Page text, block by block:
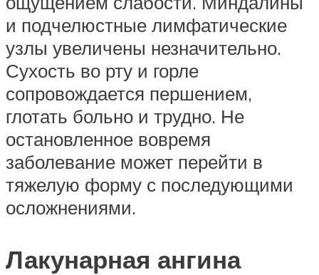
и подчелюстные лимфатические
узлы увеличены незначительно.
Сухость во рту и горле
сопровождается першением,
глотать больно и трудно. Не
остановленное вовремя
заболевание может перейти в
тяжелую форму с последующими
осложнениями.
Лакунарная ангина